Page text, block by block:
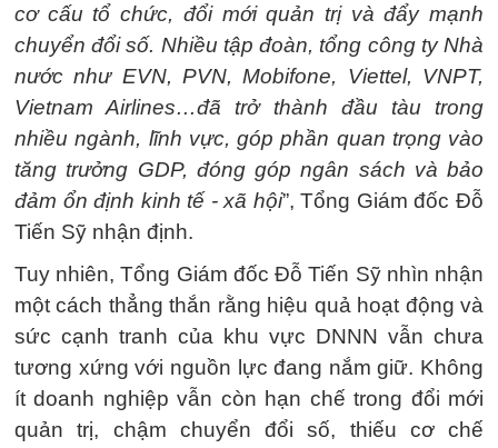
cơ cấu tổ chức, đổi mới quản trị và đẩy mạnh
chuyển đổi số. Nhiều tập đoàn, tổng công ty Nhà
nước như EVN, PVN, Mobifone, Viettel, VNPT,
Vietnam Airlines…đã trở thành đầu tàu trong
nhiều ngành, lĩnh vực, góp phần quan trọng vào
tăng trưởng GDP, đóng góp ngân sách và bảo
đảm ổn định kinh tế - xã hội”, Tổng Giám đốc Đỗ
Tiến Sỹ nhận định.
Tuy nhiên, Tổng Giám đốc Đỗ Tiến Sỹ nhìn nhận
một cách thẳng thắn rằng hiệu quả hoạt động và
sức cạnh tranh của khu vực DNNN vẫn chưa
tương xứng với nguồn lực đang nắm giữ. Không
ít doanh nghiệp vẫn còn hạn chế trong đổi mới
quản trị, chậm chuyển đổi số, thiếu cơ chế